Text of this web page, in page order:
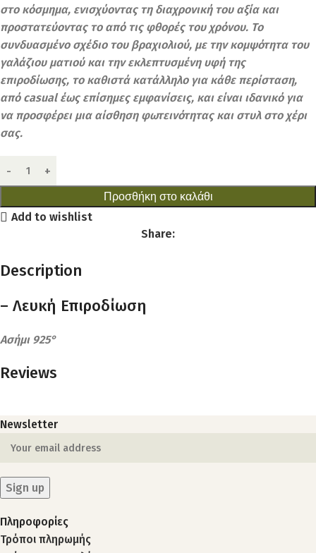
στο κόσμημα, ενισχύοντας τη διαχρονική του αξία και
προστατεύοντας το από τις φθορές του χρόνου. Το
συνδυασμένο σχέδιο του βραχιολιού, με την κομψότητα του
γαλάζιου ματιού και την εκλεπτυσμένη υφή της
επιροδίωσης, το καθιστά κατάλληλο για κάθε περίσταση,
από casual έως επίσημες εμφανίσεις, και είναι ιδανικό για
να προσφέρει μια αίσθηση φωτεινότητας και στυλ στο χέρι
σας.
Προσθήκη στο καλάθι
Add to wishlist
Share:
Description
– Λευκή Eπιροδίωση
Ασήμι 925°
Reviews
Newsletter
Πληροφορίες
Τρόποι πληρωμής